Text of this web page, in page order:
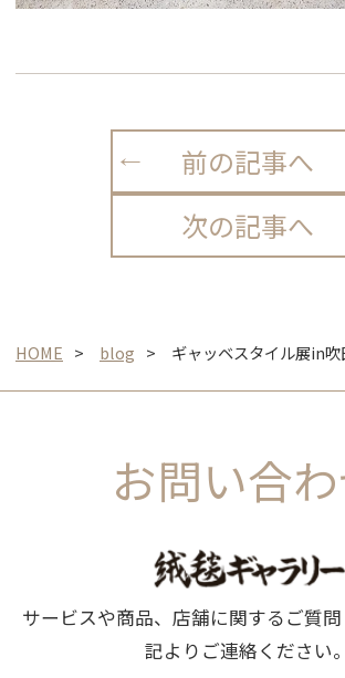
前の記事へ
次の記事へ
HOME blog ギャッベスタイル展in吹
お問い合
サービスや商品、店舗に関するご質
記よりご連絡ください。